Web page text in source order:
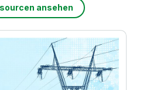
ansehen